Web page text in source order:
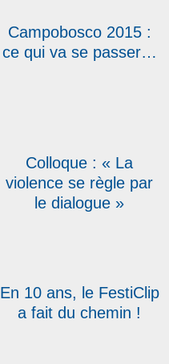
Campobosco 2015 :
ce qui va se passer…
Colloque : « La
violence se règle par
le dialogue »
En 10 ans, le FestiClip
a fait du chemin !